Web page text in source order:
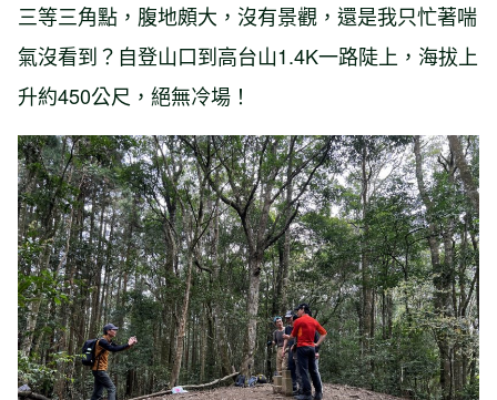
三等三角點，腹地頗大，沒有景觀，還是我只忙著喘
氣沒看到？自登山口到高台山1.4K一路陡上，海拔上
升約450公尺，絕無冷場！